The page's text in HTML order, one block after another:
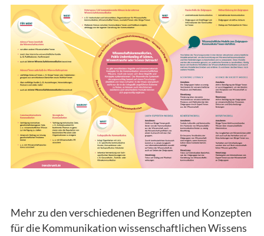
Mehr zu den verschiedenen Begriffen und Konzepten
für die Kommunikation wissenschaftlichen Wissens